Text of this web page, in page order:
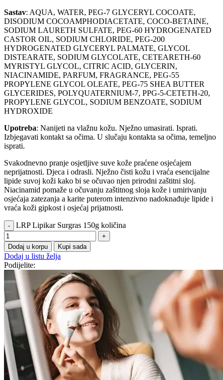
Sastav: AQUA, WATER, PEG-7 GLYCERYL COCOATE,
DISODIUM COCOAMPHODIACETATE, COCO-BETAINE,
SODIUM LAURETH SULFATE, PEG-60 HYDROGENATED
CASTOR OIL, SODIUM CHLORIDE, PEG-200
HYDROGENATED GLYCERYL PALMATE, GLYCOL
DISTEARATE, SODIUM GLYCOLATE, CETEARETH-60
MYRISTYL GLYCOL, CITRIC ACID, GLYCERIN,
NIACINAMIDE, PARFUM, FRAGRANCE, PEG-55
PROPYLENE GLYCOL OLEATE, PEG-75 SHEA BUTTER
GLYCERIDES, POLYQUATERNIUM-7, PPG-5-CETETH-20,
PROPYLENE GLYCOL, SODIUM BENZOATE, SODIUM
HYDROXIDE
Upotreba: Nanijeti na vlažnu kožu. Nježno umasirati. Isprati.
Izbjegavati kontakt sa očima. U slučaju kontakta sa očima, temeljno
isprati.
Svakodnevno pranje osjetljive suve kože praćene osjećajem
neprijatnosti. Djeca i odrasli. Nježno čisti kožu i vraća esencijalne
lipide suvoj koži kako bi se očuvao njen prirodni zaštitni sloj.
Niacinamid pomaže u očuvanju zaštitnog sloja kože i umirivanju
osjećaja zatezanja a karite puterom intenzivno nadoknađuje lipide i
vraća koži gipkost i osjećaj prijatnosti.
LRP Lipikar Surgras 150g količina
Dodaj u korpu Kupi sada
Dodaj u listu želja
Podijelite: